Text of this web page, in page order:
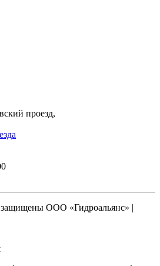
проезд,
защищены ООО «Гидроальянс» |